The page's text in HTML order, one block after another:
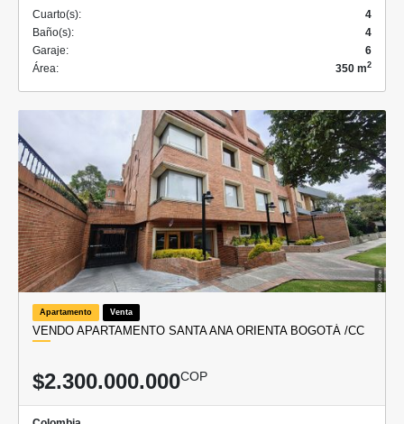
Cuarto(s):
4
Baño(s):
4
Garaje:
6
Área:
350 m2
Apartamento Venta
VENDO APARTAMENTO SANTA ANA ORIENTA BOGOTÁ /CC
$2.300.000.000COP